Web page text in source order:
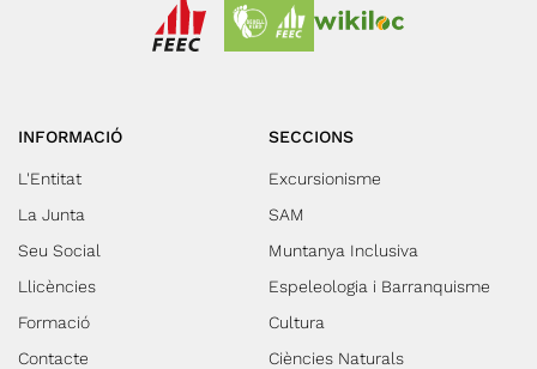
INFORMACIÓ
L'Entitat
La Junta
Seu Social
Llicències
Formació
Contacte
SECCIONS
Excursionisme
SAM
Muntanya Inclusiva
Espeleologia i Barranquisme
Cultura
Ciències Naturals